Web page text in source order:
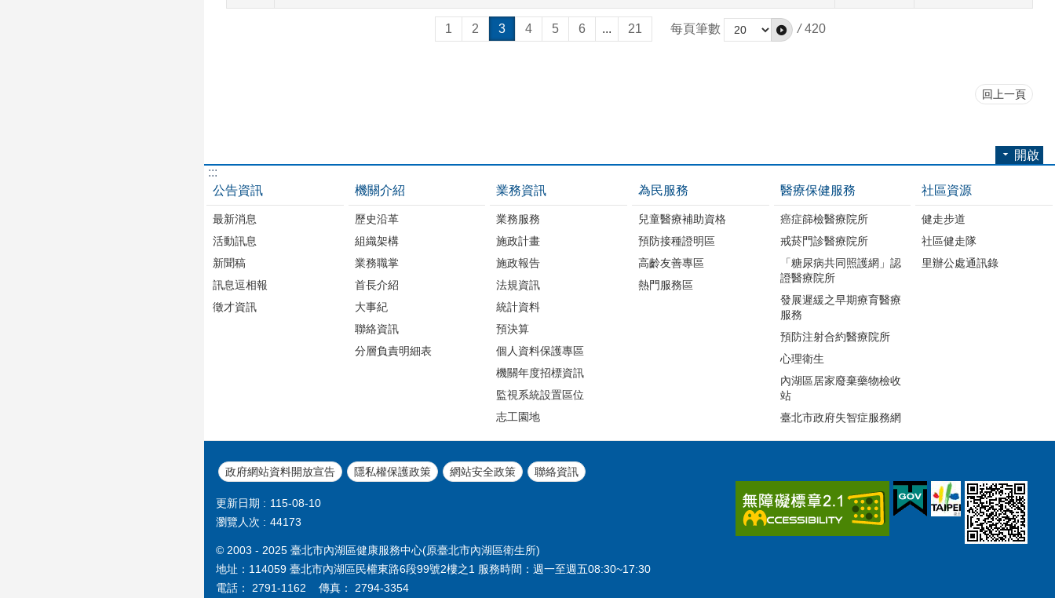
1 2 3 4 5 6 ... 21 每頁筆數 / 420
回上一頁
開啟
:::
公告資訊
最新消息
活動訊息
新聞稿
訊息逗相報
徵才資訊
機關介紹
歷史沿革
組織架構
業務職掌
首長介紹
大事紀
聯絡資訊
分層負責明細表
業務資訊
業務服務
施政計畫
施政報告
法規資訊
統計資料
預決算
個人資料保護專區
機關年度招標資訊
監視系統設置區位
志工園地
為民服務
兒童醫療補助資格
預防接種證明區
高齡友善專區
熱門服務區
醫療保健服務
癌症篩檢醫療院所
戒菸門診醫療院所
「糖尿病共同照護網」認
證醫療院所
發展遲緩之早期療育醫療
服務
預防注射合約醫療院所
心理衛生
內湖區居家廢棄藥物檢收
站
臺北市政府失智症服務網
社區資源
健走步道
社區健走隊
里辦公處通訊錄
政府網站資料開放宣告 隱私權保護政策 網站安全政策 聯絡資訊
更新日期
115-08-10
瀏覽人次
44173
© 2003 - 2025 臺北市內湖區健康服務中心(原臺北市內湖區衛生所)
地址：114059 臺北市內湖區民權東路6段99號2樓之1 服務時間：週一至週五08:30~17:30
電話： 2791-1162 傳真： 2794-3354